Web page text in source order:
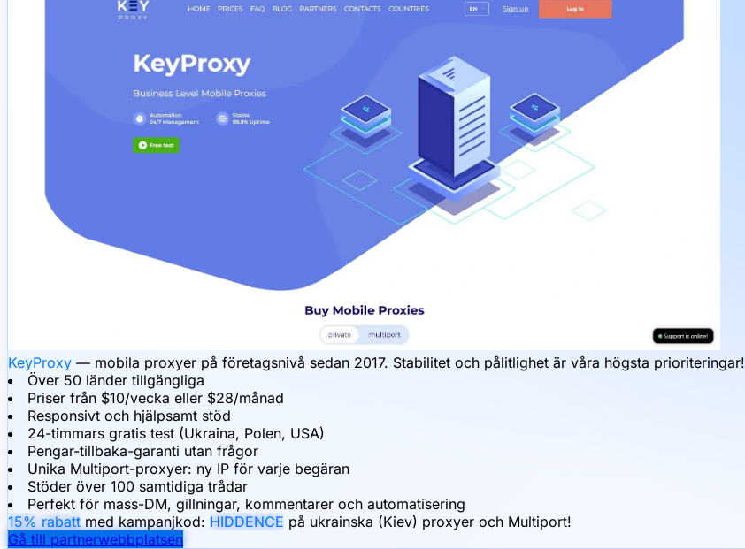
KeyProxy — mobila proxyer på företagsnivå sedan 2017. Stabilitet och pålitlighet är våra högsta prioriteringar!
Över 50 länder tillgängliga
Priser från $10/vecka eller $28/månad
Responsivt och hjälpsamt stöd
24-timmars gratis test (Ukraina, Polen, USA)
Pengar-tillbaka-garanti utan frågor
Unika Multiport-proxyer: ny IP för varje begäran
Stöder över 100 samtidiga trådar
Perfekt för mass-DM, gillningar, kommentarer och automatisering
15% rabatt med kampanjkod: HIDDENCE på ukrainska (Kiev) proxyer och Multiport!
Gå till partnerwebbplatsen